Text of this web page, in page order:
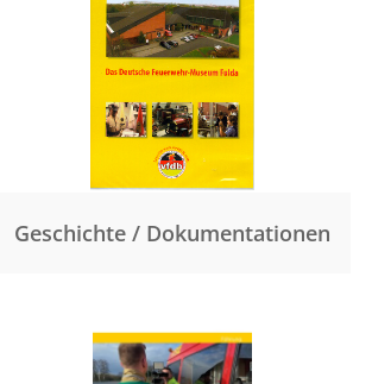
Geschichte / Dokumentationen